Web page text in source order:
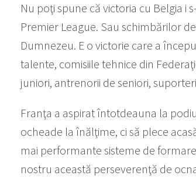
Nu poţi spune că victoria cu Belgia i
Premier League. Sau schimbărilor
Dumnezeu. E o victorie care a
talente, comisiile tehnice din
juniori, antrenorii de seniori,
Franţa a aspirat întotdeauna la
ocheade la înălţime, ci să plece
mai performante sisteme de
nostru această perseverenţă de